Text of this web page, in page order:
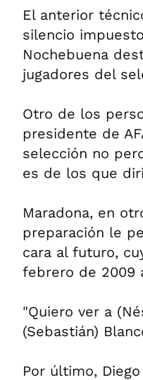
El anterior
silencio
Nochebuena
jugadores del
Otro de los
presidente de
selección no
es de los que
Maradona, en
preparación le
cara al futuro,
febrero de 2009
"Quiero ver a
(Sebastián)
Por último,